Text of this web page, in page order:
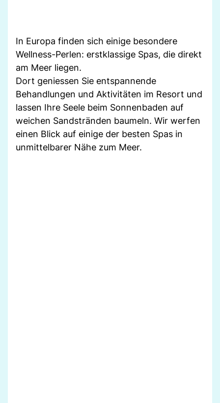
In Europa finden sich einige besondere
Wellness-Perlen: erstklassige Spas, die direkt
am Meer liegen.
Dort geniessen Sie entspannende
Behandlungen und Aktivitäten im Resort und
lassen Ihre Seele beim Sonnenbaden auf
weichen Sandstränden baumeln. Wir werfen
einen Blick auf einige der besten Spas in
unmittelbarer Nähe zum Meer.